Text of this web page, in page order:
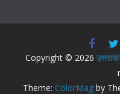
Copyright © 2026
Theme: ColorMag by